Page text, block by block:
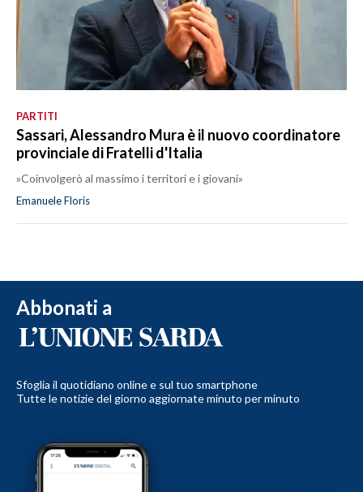
PARTITI
Sassari, Alessandro Mura è il nuovo coordinatore
provinciale di Fratelli d'Italia
»Coinvolgerò al massimo i territori e i giovani»
Emanuele Floris
Abbonati a
Sfoglia il quotidiano online e sul tuo smartphone
Tutte le notizie del giorno aggiornate minuto per minuto